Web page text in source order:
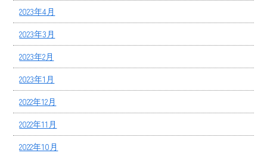
2023年4月
2023年3月
2023年2月
2023年1月
2022年12月
2022年11月
2022年10月